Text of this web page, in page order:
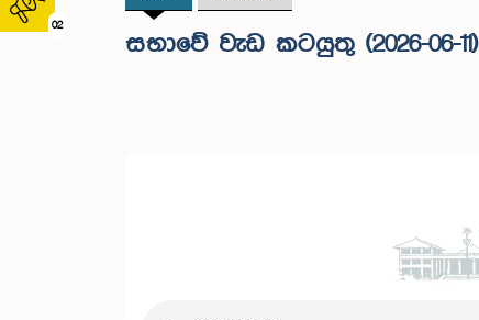
02
සභාවේ වැඩ කටයුතු (2026-06-11)